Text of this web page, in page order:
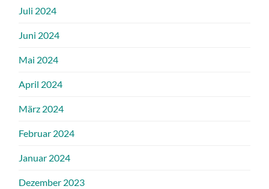
Juli 2024
Juni 2024
Mai 2024
April 2024
März 2024
Februar 2024
Januar 2024
Dezember 2023